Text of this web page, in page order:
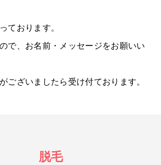
ております。
で、お名前・メッセージをお願いい
ございましたら受け付ております。
脱毛